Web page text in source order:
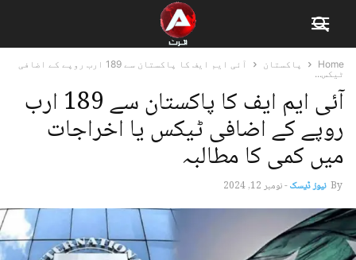
Home پاکستان
آئی ایم ایف کا پاکستان سے 189 ارب روپے کے اضافی
ٹیکس...
آئی ایم ایف کا پاکستان سے 189 ارب
روپے کے اضافی ٹیکس یا اخراجات
میں کمی کا مطالبہ
By نیوز ڈیسک-نومبر 12, 2024